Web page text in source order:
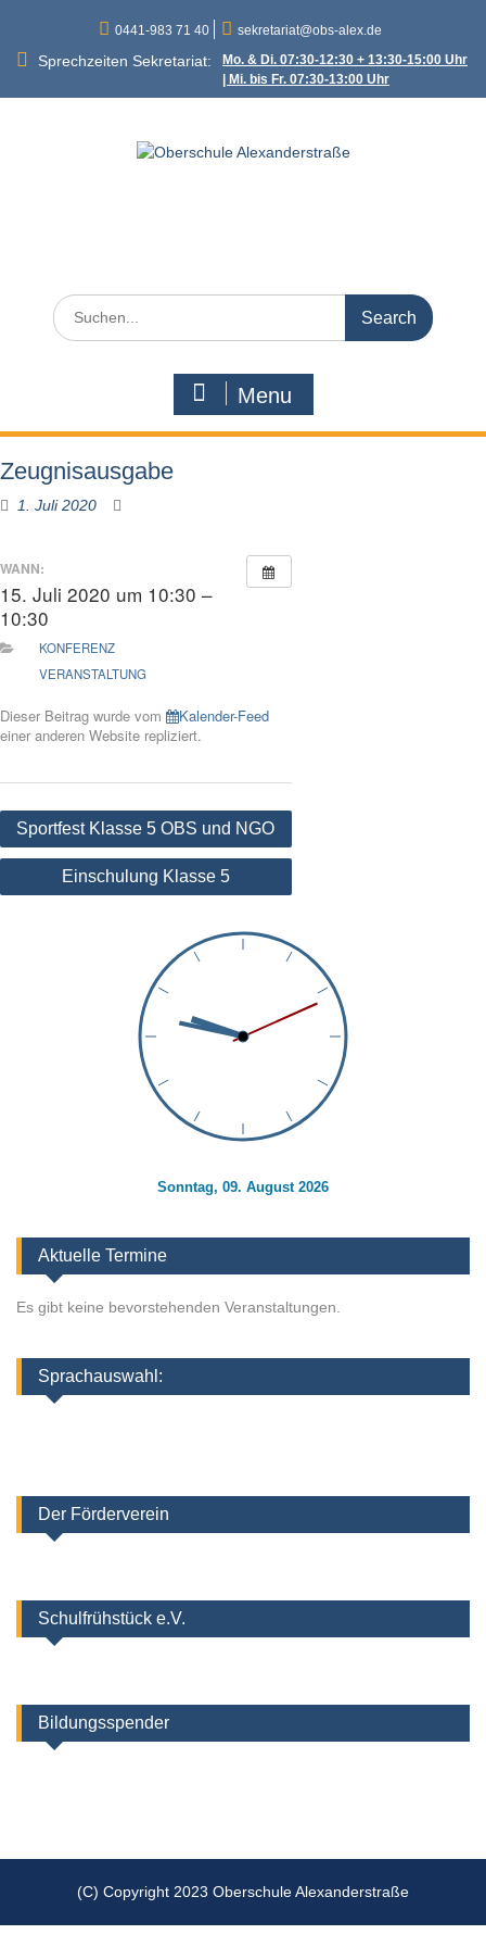
content
0441-983 71 40 sekretariat@obs-alex.de
Sprechzeiten Sekretariat:
Mo. & Di. 07:30-12:30 + 13:30-15:00 Uhr
| Mi. bis Fr. 07:30-13:00 Uhr
Search
for:
Menu
Zeugnisausgabe
1. Juli 2020
WANN:
15. Juli 2020 um 10:30 –
10:30
KONFERENZ
VERANSTALTUNG
Dieser Beitrag wurde vom
Kalender-Feed
einer anderen Website repliziert.
Beitragsnavigation
Sportfest Klasse 5 OBS und NGO
Einschulung Klasse 5
Sonntag, 09. August 2026
Aktuelle Termine
Es gibt keine bevorstehenden Veranstaltungen.
Sprachauswahl:
Der Förderverein
Schulfrühstück e.V.
Bildungsspender
(C) Copyright 2023 Oberschule Alexanderstraße